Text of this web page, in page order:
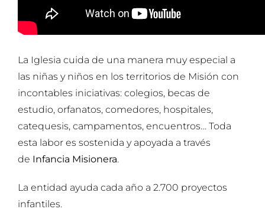
La Iglesia cuida de una manera muy especial a
las niñas y niños en los territorios de Misión con
incontables iniciativas: colegios, becas de
estudio, orfanatos, comedores, hospitales,
catequesis, campamentos, encuentros… Toda
esta labor es sostenida y apoyada a través
de Infancia Misionera.
La entidad ayuda cada año a 2.700 proyectos
infantiles.